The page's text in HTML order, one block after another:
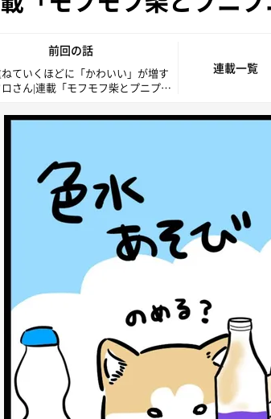
前回の話
ていくほどに「かわいい」が増す
さん|連載「モフモフ柴とプニプニ
連載一覧